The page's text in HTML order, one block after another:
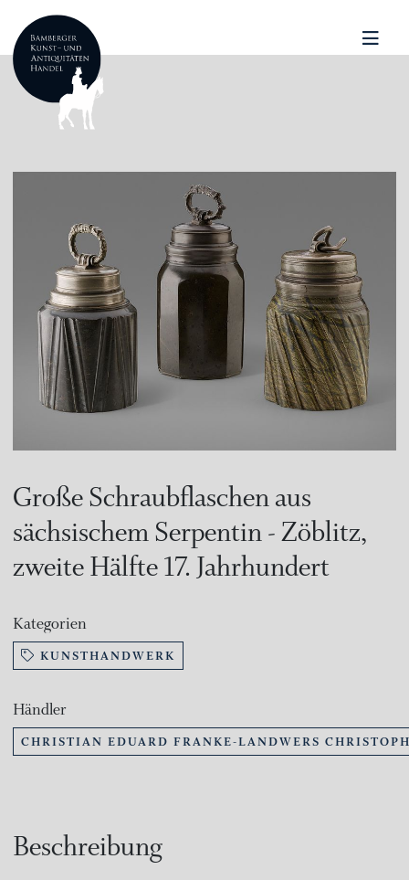
Große Schraubflaschen aus
sächsischem Serpentin - Zöblitz,
zweite Hälfte 17. Jahrhundert
Kategorien
KUNSTHANDWERK
Händler
CHRISTIAN EDUARD FRANKE-LANDWERS
Beschreibung